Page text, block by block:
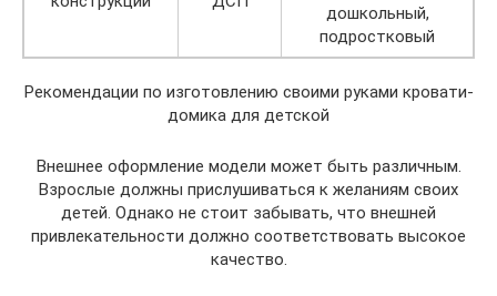
дошкольный,
подростковый
Рекомендации по изготовлению своими руками кровати-
домика для детской
Внешнее оформление модели может быть различным.
Взрослые должны прислушиваться к желаниям своих
детей. Однако не стоит забывать, что внешней
привлекательности должно соответствовать высокое
качество.